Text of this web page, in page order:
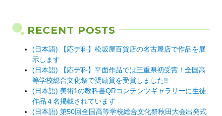
RECENT POSTS
(日本語) 【応デ科】松坂屋百貨店の名古屋店で作品を展
示します
(日本語) 【応デ科】平面作品では三重県初受賞！全国高
等学校総合文化祭で奨励賞を受賞しました!!
(日本語) 美術1の教科書QRコンテンツギャラリーに生徒
作品４名掲載されています
(日本語) 第50回全国高等学校総合文化祭秋田大会出発式